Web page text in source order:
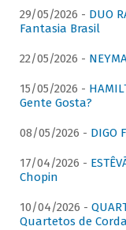
29/05/2026 - DUO
Fantasia Brasil
22/05/2026 -
15/05/2026 -
Gente Gosta?
08/05/2026 - DIGO
17/04/2026 -
Chopin
10/04/2026 -
Quartetos de